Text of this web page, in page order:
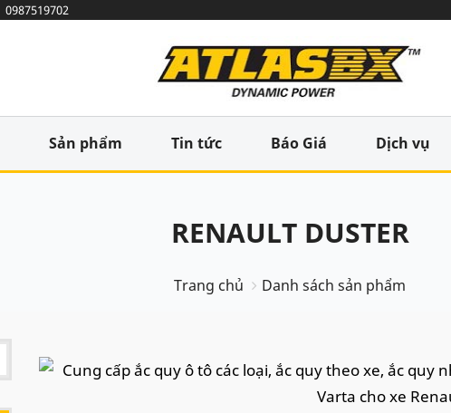
0987519702
Sản phẩm Tin tức Báo Giá Dịch vụ
RENAULT DUSTER
Trang chủ Danh sách sản phẩm